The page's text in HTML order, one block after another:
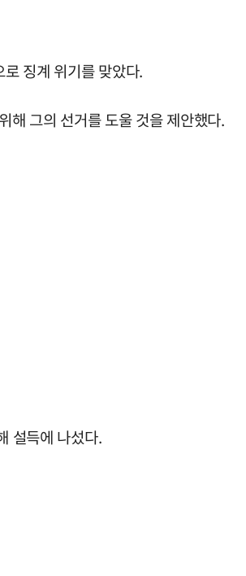
징계 위기를 맞았다.
해 그의 선거를 도울 것을 제안했다.
설득에 나섰다.